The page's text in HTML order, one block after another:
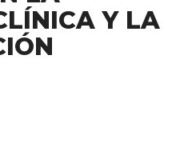
Y LA